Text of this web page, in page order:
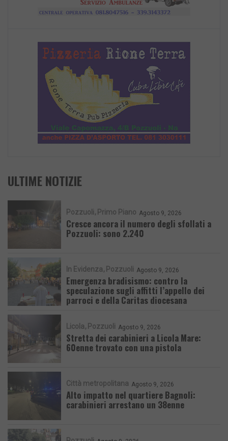
ULTIME NOTIZIE
Pozzuoli Primo Piano Agosto 9, 2026
Cresce ancora il numero degli sfollati a
Pozzuoli: sono 2.240
In Evidenza Pozzuoli Agosto 9, 2026
Emergenza bradisismo: contro la
speculazione sugli affitti l’appello dei
parroci e della Caritas diocesana
Licola Pozzuoli Agosto 9, 2026
Stretta dei carabinieri a Licola Mare:
60enne trovato con una pistola
Città metropolitana Agosto 9, 2026
Alto impatto nel quartiere Bagnoli:
carabinieri arrestano un 38enne